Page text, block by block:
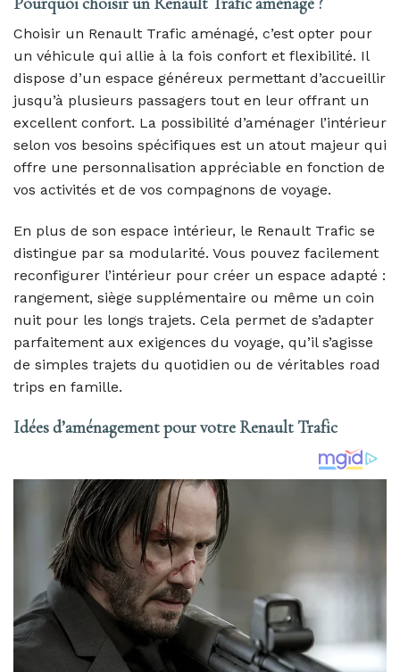
Choisir un Renault Trafic aménagé, c’est opter pour
un véhicule qui allie à la fois confort et flexibilité. Il
dispose d’un espace généreux permettant d’accueillir
jusqu’à plusieurs passagers tout en leur offrant un
excellent confort. La possibilité d’aménager l’intérieur
selon vos besoins spécifiques est un atout majeur qui
offre une personnalisation appréciable en fonction de
vos activités et de vos compagnons de voyage.
En plus de son espace intérieur, le Renault Trafic se
distingue par sa modularité. Vous pouvez facilement
reconfigurer l’intérieur pour créer un espace adapté :
rangement, siège supplémentaire ou même un coin
nuit pour les longs trajets. Cela permet de s’adapter
parfaitement aux exigences du voyage, qu’il s’agisse
de simples trajets du quotidien ou de véritables road
trips en famille.
Idées d’aménagement pour votre Renault Trafic